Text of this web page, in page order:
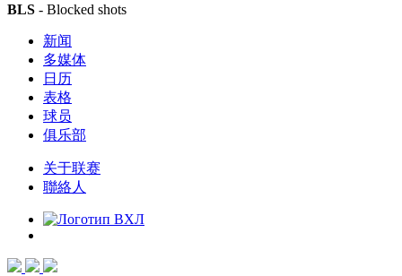
BLS - Blocked shots
新闻
多媒体
日历
表格
球员
俱乐部
关于联赛
聯絡人